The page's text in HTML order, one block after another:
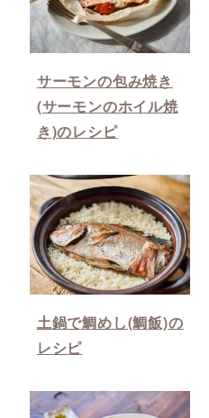
サーモンの包み焼き
(サーモンのホイル焼
き)のレシピ
土鍋で鯛めし(鯛飯)の
レシピ